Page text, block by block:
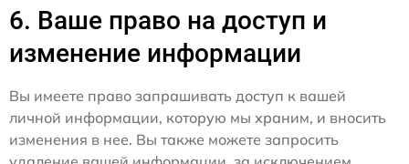
6. Ваше право на доступ и
изменение информации
Вы имеете право запрашивать доступ к вашей
личной информации, которую мы храним, и вносить
изменения в нее. Вы также можете запросить